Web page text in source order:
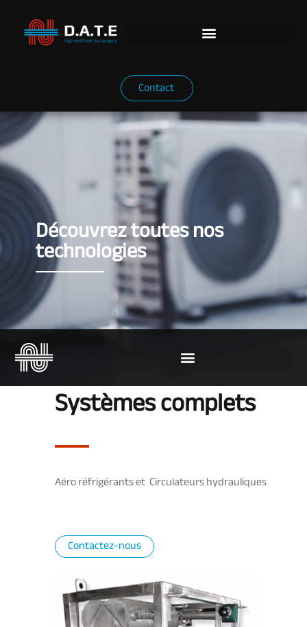
Contact
Découvrez toutes nos
technologies
Systèmes complets
Aéro réfrigérants et Circulateurs hydrauliques
Contactez-nous